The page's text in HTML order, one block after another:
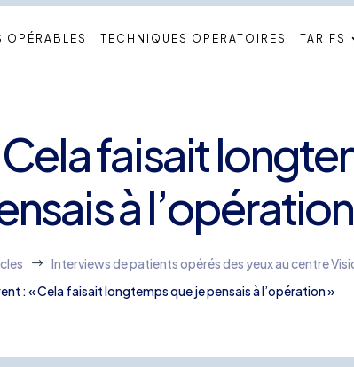
OPÉRABLES TECHNIQUES OPERATOIRES TARIFS
Cela faisait
à
$
Interviews de patients opérés des yeux au centre
: « Cela faisait longtemps que je pensais à l’opération »